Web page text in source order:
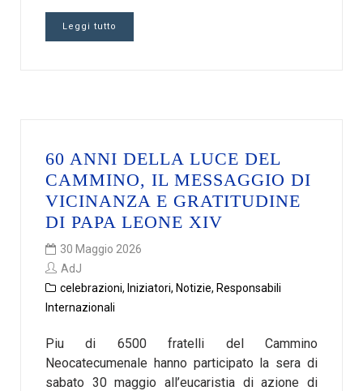
Leggi tutto
60 ANNI DELLA LUCE DEL
CAMMINO, IL MESSAGGIO DI
VICINANZA E GRATITUDINE
DI PAPA LEONE XIV
30 Maggio 2026
AdJ
celebrazioni, Iniziatori, Notizie, Responsabili
Internazionali
Piu di 6500 fratelli del Cammino
Neocatecumenale hanno participato la sera di
sabato 30 maggio all’eucaristia di azione di